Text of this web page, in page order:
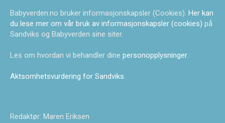
Babyverden.no bruker informasjonskapsler (Cookies). Her kan
du lese mer om vår bruk av informasjonskapsler (cookies) på
Sandviks og Babyverden sine siter.
Les om hvordan vi behandler dine personopplysninger.
Aktsomhetsvurdering for Sandviks.
Redaktør: Maren Eriksen